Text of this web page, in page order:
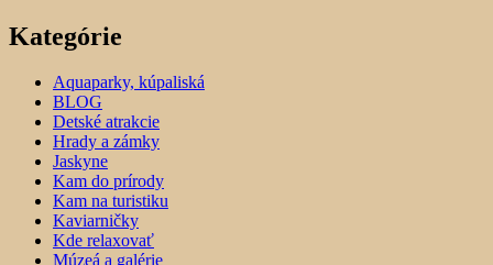
Kategórie
Aquaparky, kúpaliská
BLOG
Detské atrakcie
Hrady a zámky
Jaskyne
Kam do prírody
Kam na turistiku
Kaviarničky
Kde relaxovať
Múzeá a galérie